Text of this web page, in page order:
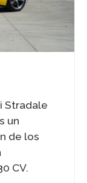
Stradale
un
de los
CV.